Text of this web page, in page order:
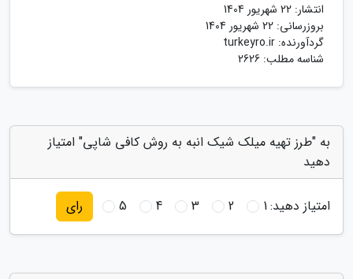
انتشار: 22 شهریور 1404
بروزرسانی: 22 شهریور 1404
گردآورنده: turkeyro.ir
شناسه مطلب: 2626
به "طرز تهیه میلک شیک انبه به روش کافی شاپی" امتیاز
دهید
امتیاز دهید:1
2
3
4
5 رای